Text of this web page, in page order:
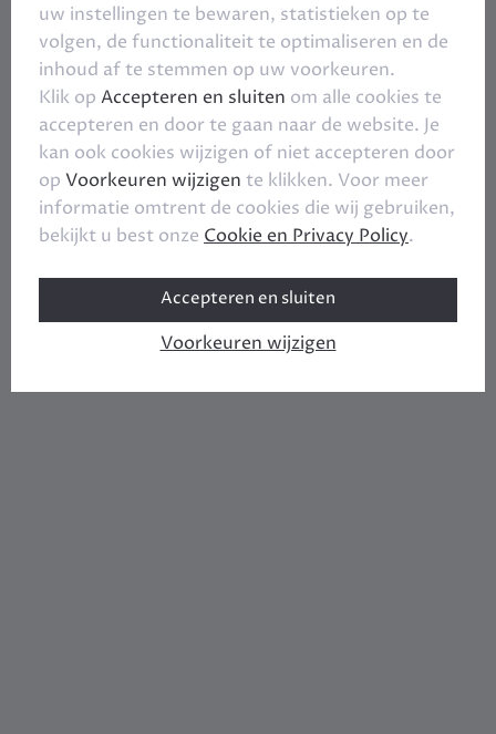
uw instellingen te bewaren, statistieken op te
volgen, de functionaliteit te optimaliseren en de
inhoud af te stemmen op uw voorkeuren.
Klik op Accepteren en sluiten om alle cookies te
accepteren en door te gaan naar de website. Je
kan ook cookies wijzigen of niet accepteren door
op Voorkeuren wijzigen te klikken. Voor meer
informatie omtrent de cookies die wij gebruiken,
bekijkt u best onze Cookie en Privacy Policy.
Accepteren en sluiten
Voorkeuren wijzigen